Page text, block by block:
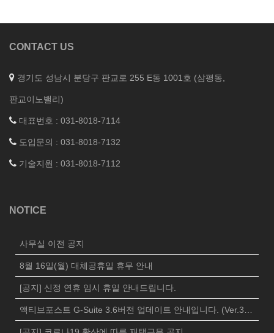
CONTACT US
경기도 성남시 분당구 판교로 255 E동 1001호 (삼평동,
판교이노밸리)
대표번호 : 031-8018-7114
도입문의 : 031-8018-7132
기술지원 : 031-8018-7112
NOTICE
사무실 이전 공지
8월 16일(월) 대체공휴일 휴무 안내
[공지] 신정 연휴 임시 휴일 안내드립니다.
액티브포스트 G-Suite 3.6버전 업데이트 안내입니다. (Ver.3625)